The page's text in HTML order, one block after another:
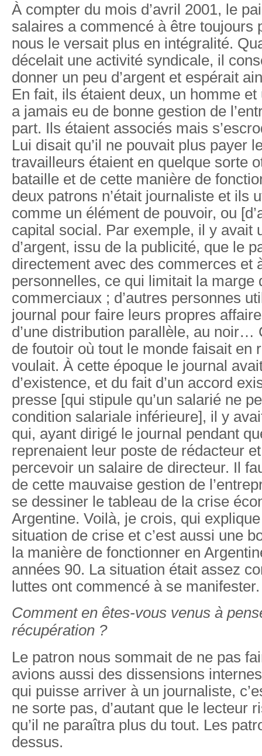
À compter du mois d’avril 2001, le
salaires a commencé à être toujours
nous le versait plus en intégralité.
décelait une activité syndicale, il
donner un peu d’argent et espérait
En fait, ils étaient deux, un homme et
a jamais eu de bonne gestion de
part. Ils étaient associés mais
Lui disait qu’il ne pouvait plus payer
travailleurs étaient en quelque sorte
bataille et de cette manière de
deux patrons n’était journaliste et ils
comme un élément de pouvoir, ou
capital social. Par exemple, il y avait
d’argent, issu de la publicité, que le
directement avec des commerces et
personnelles, ce qui limitait la
commerciaux ; d’autres personnes
journal pour faire leurs propres
d’une distribution parallèle, au noir…
de foutoir où tout le monde faisait en
voulait. À cette époque le journal
d’existence, et du fait d’un accord
presse [qui stipule qu’un salarié ne
condition salariale inférieure], il y
qui, ayant dirigé le journal pendant
reprenaient leur poste de rédacteur
percevoir un salaire de directeur. Il
de cette mauvaise gestion de
se dessiner le tableau de la crise
Argentine. Voilà, je crois, qui
situation de crise et c’est aussi une
la manière de fonctionner en
années 90. La situation était assez
luttes ont commencé à se manifester.
Comment en êtes-vous venus à
récupération ?
Le patron nous sommait de ne pas
avions aussi des dissensions
qui puisse arriver à un journaliste,
ne sorte pas, d’autant que le lecteur
qu’il ne paraîtra plus du tout. Les
dessus.